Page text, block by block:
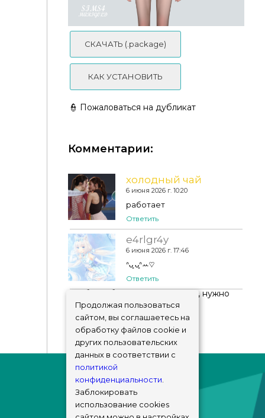
Платье - Ribbon Open Collar Mini Dress
Платье - 2 Ribbon Open Collar Mini Dress
СКАЧАТЬ (.package)
КАК УСТАНОВИТЬ
👮 Пожаловаться на дубликат
Комментарии:
холодный чай
6 июня 2026 г. 10:20
работает
Ответить
e4rlgr4y
6 июня 2026 г. 17:46
ᐢᴗ͈ ᴗ͈ᐢꕀ♡
Ответить
Чтобы добавить комментарий, нужно
авторизоваться !
Продолжая пользоваться
сайтом, вы соглашаетесь на
обработку файлов cookie и
других пользовательских
данных в соответствии с
политикой
конфиденциальности.
Заблокировать
использование cookies